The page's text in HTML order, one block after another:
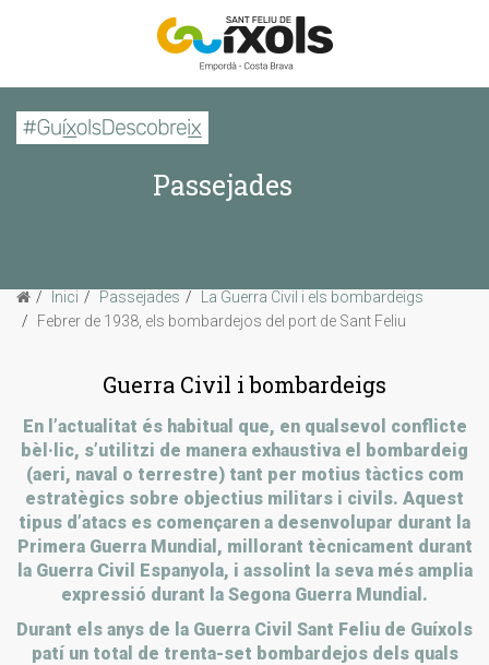
Passejades
Inici Passejades
La Guerra Civil i els bombardeigs
Febrer de 1938, els bombardejos del port de Sant Feliu
Guerra Civil i bombardeigs
En l’actualitat és habitual que, en qualsevol conflicte
bèl·lic, s’utilitzi de manera exhaustiva el bombardeig
(aeri, naval o terrestre) tant per motius tàctics com
estratègics sobre objectius militars i civils. Aquest
tipus d’atacs es començaren a desenvolupar durant la
Primera Guerra Mundial, millorant tècnicament durant
la Guerra Civil Espanyola, i assolint la seva més amplia
expressió durant la Segona Guerra Mundial.
Durant els anys de la Guerra Civil Sant Feliu de Guíxols
patí un total de trenta-set bombardejos dels quals
Inici
Passejades